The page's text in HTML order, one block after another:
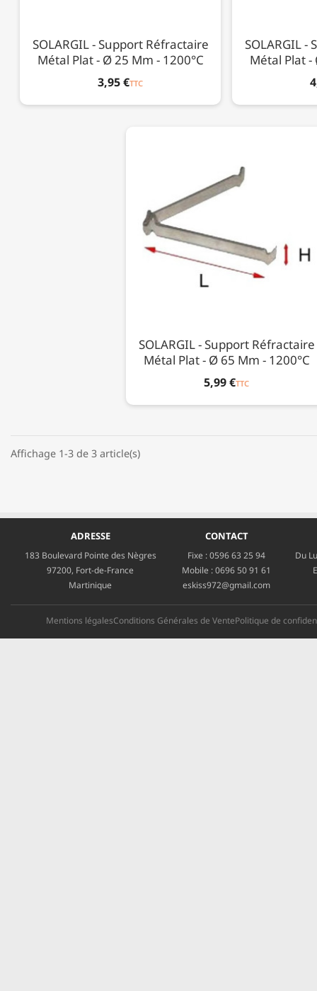
SOLARGIL - Support Réfractaire
Métal Plat - Ø 25 Mm - 1200°C
3,95 €TTC
SOLARGIL -
Métal Plat -
SOLARGIL - Support Réfractaire
Métal Plat - Ø 65 Mm - 1200°C
5,99 €TTC
Affichage 1-3 de 3 article(s)
ADRESSE
183 Boulevard Pointe des Nègres
97200, Fort-de-France
Martinique
CONTACT
Fixe :0596 63 25 94
Mobile :0696 50 91 61
eskiss972@gmail.com
Du
Mentions légalesConditions Générales de VentePolitique de